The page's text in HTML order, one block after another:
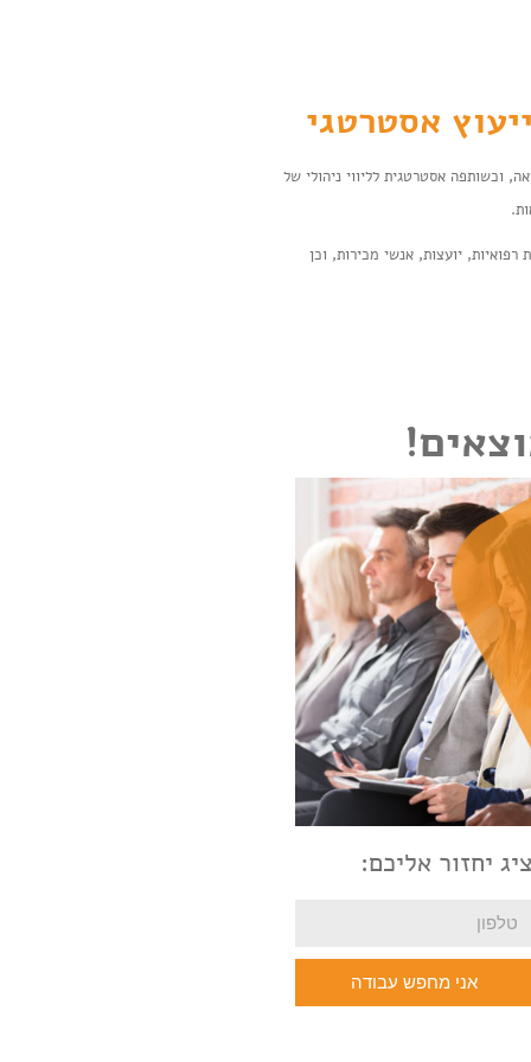
אסטרטגי
וכשותפה אסטרטגית לליווי ניהולי של
יועצות, אנשי מכירות, וכן
יחזור אליכם:
אני מחפש עבודה